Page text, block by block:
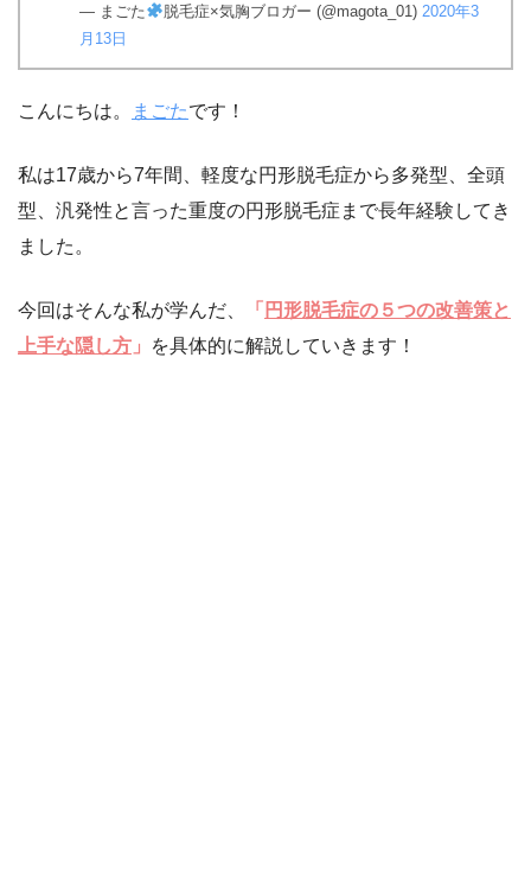
— まごた 脱毛症×気胸ブロガー (@magota_01) 2020年3
月13日
こんにちは。 まごたです！
私は17歳から7年間、軽度な円形脱毛症から多発型、全頭
型、汎発性と言った重度の円形脱毛症まで長年経験してき
ました。
今回はそんな私が学んだ、 「 円形脱毛症の５つの改善策と
上手な隠し方 」 を具体的に解説していきます！